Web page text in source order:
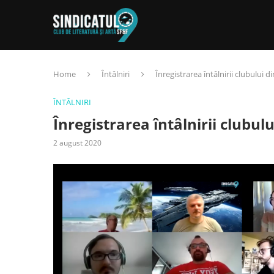
Home Întâlniri Înregistrarea întâlnirii clubului
ÎNTÂLNIRI
Înregistrarea întâlnirii
2 august 2020